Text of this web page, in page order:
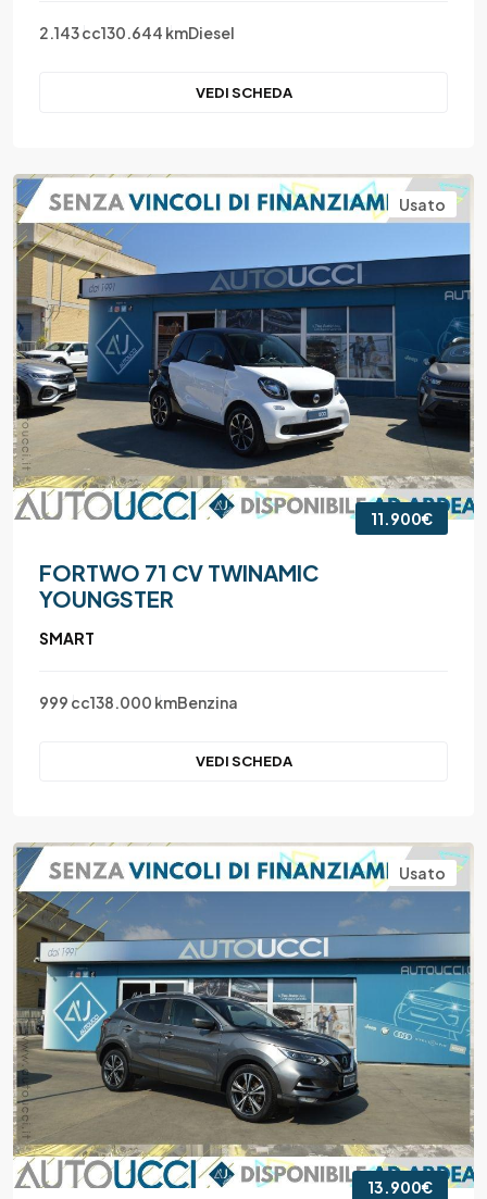
2.143 cc130.644 kmDiesel
VEDI SCHEDA
Usato
11.900€
FORTWO 71 CV TWINAMIC
YOUNGSTER
SMART
999 cc138.000 kmBenzina
VEDI SCHEDA
Usato
13.900€